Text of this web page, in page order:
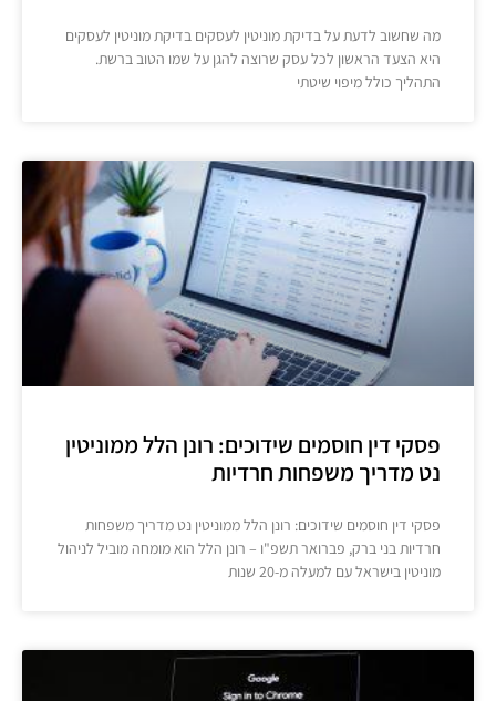
מה שחשוב לדעת על בדיקת מוניטין לעסקים בדיקת מוניטין לעסקים
היא הצעד הראשון לכל עסק שרוצה להגן על שמו הטוב ברשת.
התהליך כולל מיפוי שיטתי
פסקי דין חוסמים שידוכים: רונן הלל ממוניטין
נט מדריך משפחות חרדיות
פסקי דין חוסמים שידוכים: רונן הלל ממוניטין נט מדריך משפחות
חרדיות בני ברק, פברואר תשפ"ו – רונן הלל הוא מומחה מוביל לניהול
מוניטין בישראל עם למעלה מ-20 שנות